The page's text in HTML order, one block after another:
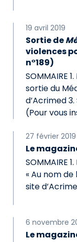
19 avril 2019
Sortie de
violences
n°189)
SOMMAIRE
sortie du
d’Acrimed
(Pour vous
27 février 2019
Le
SOMMAIRE
« Au nom
site
6 novembre
Le